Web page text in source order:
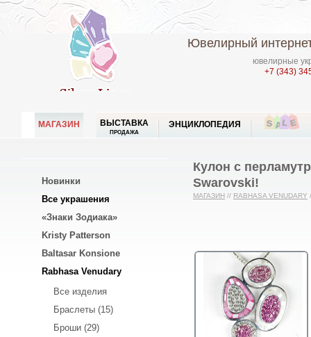
Ювелирный
ювелирные
+7 (343)
МАГАЗИН ВЫСТАВКА
ПРОДАЖА
ЭНЦИКЛОПЕДИЯ
Новинки
Все украшения
«Знаки Зодиака»
Kristy Patterson
Baltasar Konsione
Rabhasa Venudary
Все изделия
Браслеты (15)
Броши (29)
Кулон с
Swarovski!
МАГАЗИН // RABHASA VENUDARY